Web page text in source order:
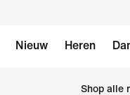
Nieuw Heren
Shop alle